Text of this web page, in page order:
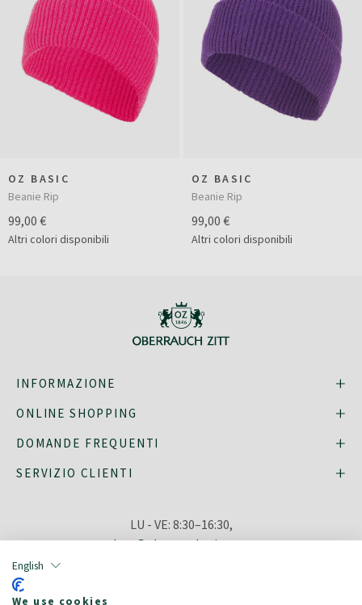
English
We use cookies
OZ BASIC
Beanie Rip
99,00 €
Altri colori disponibili
OZ BASIC
Beanie Rip
99,00 €
Altri colori disponibili
INFORMAZIONE
ONLINE SHOPPING
DOMANDE FREQUENTI
SERVIZIO CLIENTI
LU - VE: 8:30–16:30,
shop@oberrauch-zitt.com